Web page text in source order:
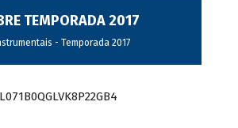
TEMPORADA 2017
- Temporada 2017